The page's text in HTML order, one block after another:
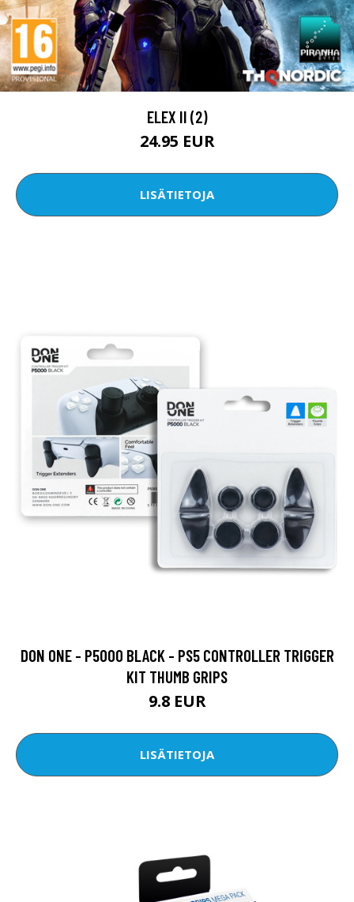
ELEX II (2)
24.95 EUR
LISÄTIETOJA
DON ONE - P5000 BLACK - PS5 CONTROLLER TRIGGER
KIT THUMB GRIPS
9.8 EUR
LISÄTIETOJA